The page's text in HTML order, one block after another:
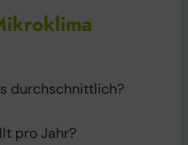
durchschnittlich?
pro Jahr?